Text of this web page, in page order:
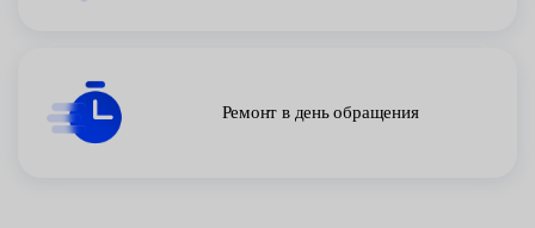
Ремонт в день обращения